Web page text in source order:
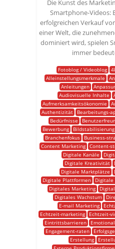
Die Kunst des
Smartphone-Videos:
erfolgreichen Verkauf
einer Welt, die
dominiert wird, spielen
immer
Fotoblog / Videoblog
Alleinstellungsmerkmale
Anleitungen
Audiovisuelle Inhalte
Aufmerksamkeitsökonomie
Authentizität
Bearbeitungs-
Bedürfnisse
Bewerbung
Bildstabilisierung
Branchenfokus
Business-
Content Marketing
Content-
Digitale Kanäle
Digitale Kreativität
Digitale Marktplätze
Digitale Plattformen
Digitale
Digitales Marketing
Digitales Wachstum
E-mail Marketing
Echtzeit-marketing
Echtzeit-
Eintrittsbarrieren
Engagement-raten
Erstellung